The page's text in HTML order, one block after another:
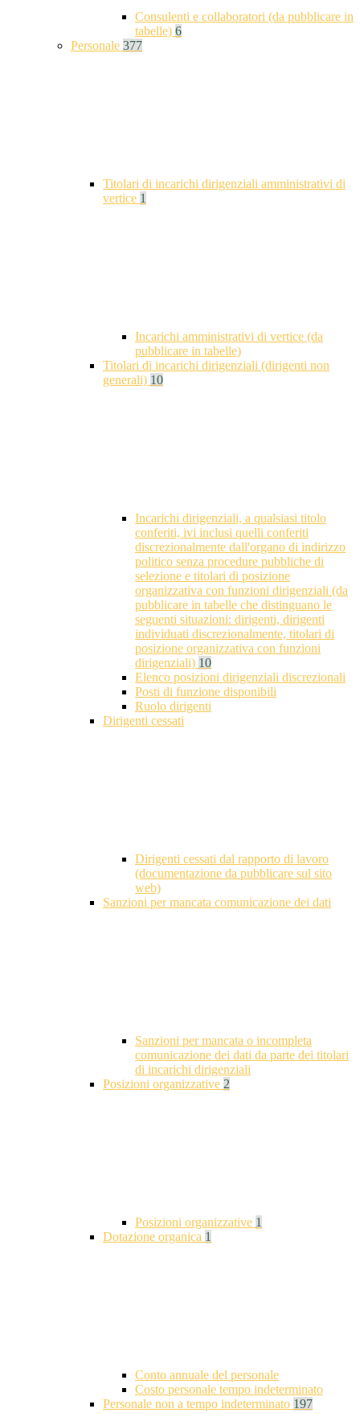
Consulenti e collaboratori (da pubblicare in
tabelle) 6
Personale 377
Titolari di incarichi dirigenziali amministrativi di
vertice 1
Incarichi amministrativi di vertice (da
pubblicare in tabelle)
Titolari di incarichi dirigenziali (dirigenti non
generali) 10
Incarichi dirigenziali, a qualsiasi titolo
conferiti, ivi inclusi quelli conferiti
discrezionalmente dall'organo di indirizzo
politico senza procedure pubbliche di
selezione e titolari di posizione
organizzativa con funzioni dirigenziali (da
pubblicare in tabelle che distinguano le
seguenti situazioni: dirigenti, dirigenti
individuati discrezionalmente, titolari di
posizione organizzativa con funzioni
dirigenziali) 10
Elenco posizioni dirigenziali discrezionali
Posti di funzione disponibili
Ruolo dirigenti
Dirigenti cessati
Dirigenti cessati dal rapporto di lavoro
(documentazione da pubblicare sul sito
web)
Sanzioni per mancata comunicazione dei dati
Sanzioni per mancata o incompleta
comunicazione dei dati da parte dei titolari
di incarichi dirigenziali
Posizioni organizzative 2
Posizioni organizzative 1
Dotazione organica 1
Conto annuale del personale
Costo personale tempo indeterminato
Personale non a tempo indeterminato 197